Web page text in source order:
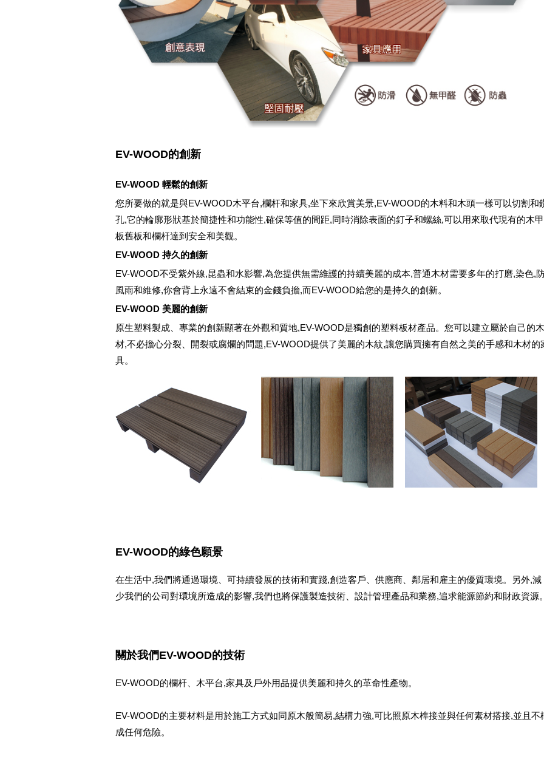
EV-WOOD的創新
EV-WOOD 輕鬆的創新
您所要做的就是與EV-WOOD木平台,欄杆和家具,坐下來欣賞美景,EV-WOOD的木料和木頭一樣可以切割和
孔,它的輪廓形狀基於簡捷性和功能性,確保等值的間距,同時消除表面的釘子和螺絲,可以用來取代現有的木甲
板舊板和欄杆達到安全和美觀。
EV-WOOD 持久的創新
EV-WOOD不受紫外線,昆蟲和水影響,為您提供無需維護的持續美麗的成本,普通木材需要多年的打磨,染色,
風雨和維修,你會背上永遠不會結束的金錢負擔,而EV-WOOD給您的是持久的創新。
EV-WOOD 美麗的創新
原生塑料製成、專業的創新顯著在外觀和質地,EV-WOOD是獨創的塑料板材產品。您可以建立屬於自己的木
材,不必擔心分裂、開裂或腐爛的問題,EV-WOOD提供了美麗的木紋,讓您購買擁有自然之美的手感和木材的
具。
EV-WOOD的綠色願景
在生活中,我們將通過環境、可持續發展的技術和實踐,創造客戶、供應商、鄰居和雇主的優質環境。另外,減
少我們的公司對環境所造成的影響,我們也將保護製造技術、設計管理產品和業務,追求能源節約和財政資源
關於我們EV-WOOD的技術
EV-WOOD的欄杆、木平台,家具及戶外用品提供美麗和持久的革命性產物。
EV-WOOD的主要材料是用於施工方式如同原木般簡易,結構力強,可比照原木榫接並與任何素材搭接,並且不
成任何危險。